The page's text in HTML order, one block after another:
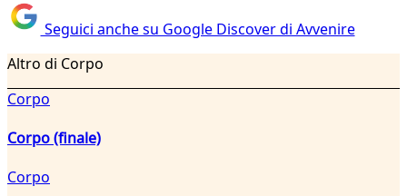
Seguici anche su Google Discover di Avvenire
Altro di Corpo
Corpo
Corpo (finale)
Corpo